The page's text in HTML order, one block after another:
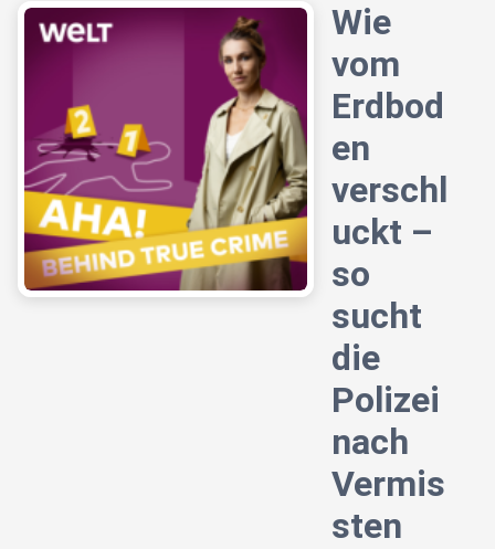
Wie
vom
Erdbod
en
verschl
uckt –
so
sucht
die
Polizei
nach
Vermis
sten